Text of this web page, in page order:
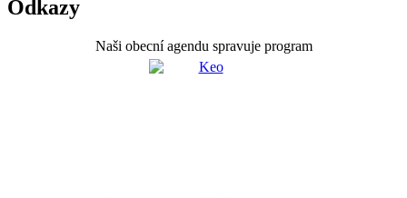
Odkazy
Naši obecní agendu spravuje program